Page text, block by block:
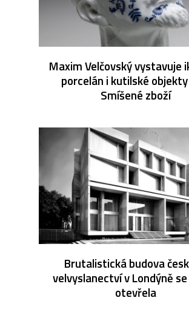
Maxim Velčovský vystavuje
porcelán i kutilské
Smíšené zboží
Brutalistická budova
velvyslanectví v Londýně
otevřela